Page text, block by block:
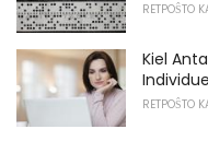
RETPOŜTO
Kiel
RETPOŜTO